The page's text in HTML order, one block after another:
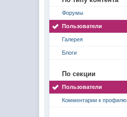
Форумы
Пользователи
Галерея
Блоги
По секции
Пользователи
Комментарии к профилю